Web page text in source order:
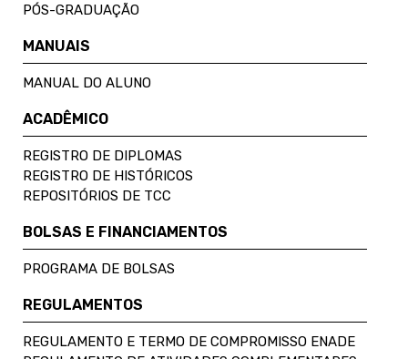
PÓS-GRADUAÇÃO
MANUAIS
MANUAL DO ALUNO
ACADÊMICO
REGISTRO DE DIPLOMAS
REGISTRO DE HISTÓRICOS
REPOSITÓRIOS DE TCC
BOLSAS E FINANCIAMENTOS
PROGRAMA DE BOLSAS
REGULAMENTOS
REGULAMENTO E TERMO DE COMPROMISSO ENADE